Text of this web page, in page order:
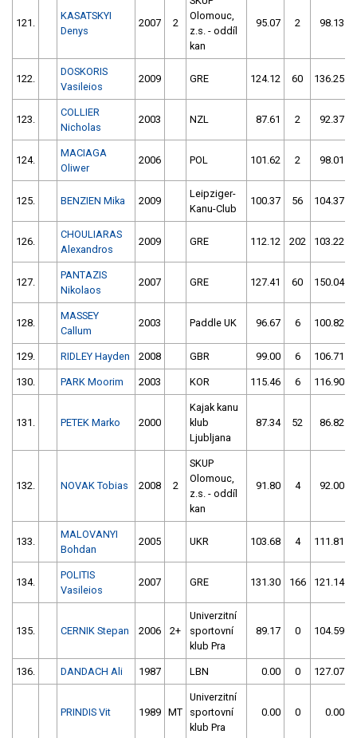
121.
KASATSKYI
Denys
2007 2
Olomouc,
z.s. - oddíl
kan
95.07 2 98.13
122.
DOSKORIS
Vasileios
2009 GRE 124.12 60 136.25
123.
COLLIER
Nicholas
2003 NZL 87.61 2 92.37
124.
MACIAGA
Oliwer
2006 POL 101.62 2 98.01
125. BENZIEN Mika 2009
Leipziger-
Kanu-Club
100.37 56 104.37
126.
CHOULIARAS
Alexandros
2009 GRE 112.12 202 103.22
127.
PANTAZIS
Nikolaos
2007 GRE 127.41 60 150.04
128.
MASSEY
Callum
2003 Paddle UK 96.67 6 100.82
129. RIDLEY Hayden 2008 GBR 99.00 6 106.71
130. PARK Moorim 2003 KOR 115.46 6 116.90
131. PETEK Marko 2000
Kajak kanu
klub
Ljubljana
87.34 52 86.82
132. NOVAK Tobias 2008 2
SKUP
Olomouc,
z.s. - oddíl
kan
91.80 4 92.00
133.
MALOVANYI
Bohdan
2005 UKR 103.68 4 111.81
134.
POLITIS
Vasileios
2007 GRE 131.30 166 121.14
135. CERNIK Stepan 2006 2+
Univerzitní
sportovní
klub Pra
89.17 0 104.59
136. DANDACH Ali 1987 LBN 0.00 0 127.07
PRINDIS Vit 1989 MT
Univerzitní
sportovní
klub Pra
0.00 0 0.00